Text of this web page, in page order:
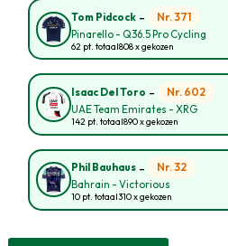
Tom Pidcock - Nr. 371
Pinarello - Q36.5 Pro Cycling
62 pt. totaal808 x gekozen
Isaac Del Toro - Nr. 602
UAE Team Emirates - XRG
142 pt. totaal890 x gekozen
Phil Bauhaus - Nr. 32
Bahrain - Victorious
10 pt. totaal310 x gekozen